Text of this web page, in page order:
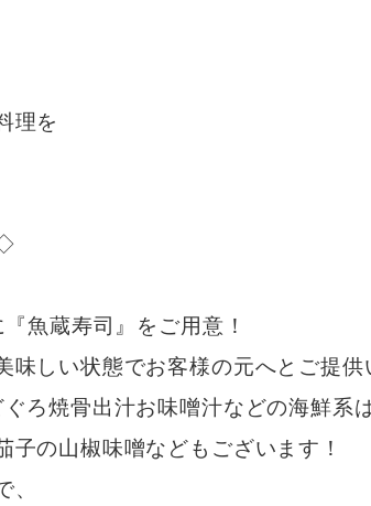
理を
魚蔵寿司』をご用意！
しい状態でお客様の元へとご提供
ろ焼骨出汁お味噌汁などの海鮮系
の山椒味噌などもございます！
、